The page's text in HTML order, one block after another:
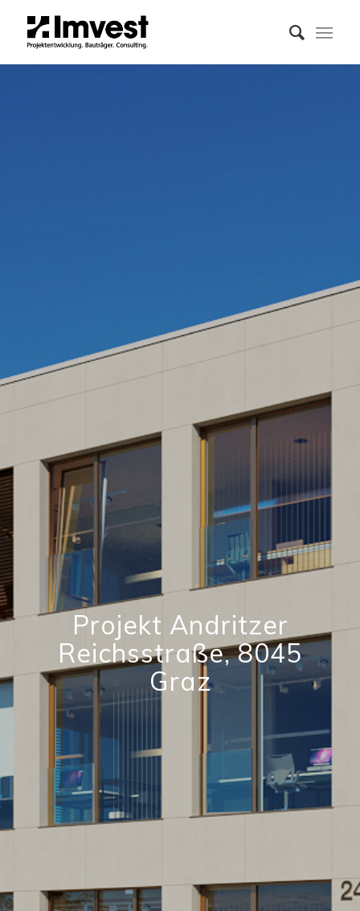
Projekt Andritzer
Reichsstraße, 8045
Graz